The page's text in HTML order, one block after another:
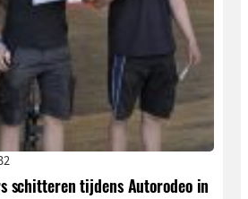
schitteren tijdens Autorodeo in